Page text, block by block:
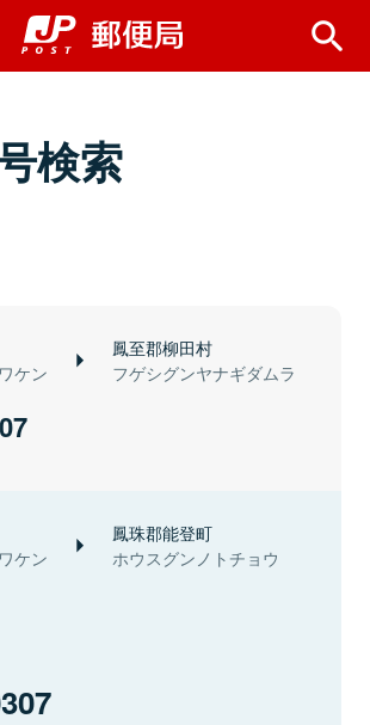
検索
ケン
鳳至郡柳田村
フゲシグンヤナギダムラ
ケン
鳳珠郡能登町
ホウスグンノトチョウ